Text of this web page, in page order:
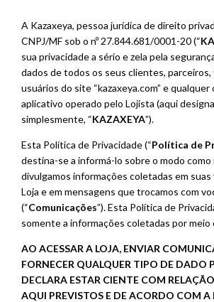
A Kazaxeya, pessoa jurídica de direito
CNPJ/MF sob o nº 27.844.681/0001-20 (“
sua privacidade a sério e zela pela
dados de todos os seus clientes,
usuários do site “kazaxeya.com” e
aplicativo operado pelo Lojista (aqui
simplesmente, “KAZAXEYA”).
Esta Política de Privacidade (“Política de
destina-se a informá-lo sobre o modo como
divulgamos informações coletadas em suas
Loja e em mensagens que trocamos com
(“Comunicações”). Esta Política de
somente a informações coletadas por meio
AO ACESSAR A LOJA, ENVIAR
FORNECER QUALQUER TIPO DE DADO
DECLARA ESTAR CIENTE COM
AQUI PREVISTOS E DE ACORDO COM